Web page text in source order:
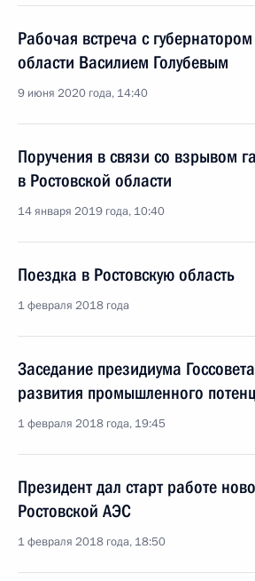
Рабочая встреча с
области Василием Голубевым
9 июня 2020 года, 14:40
Поручения в связи со взрывом
в Ростовской области
14 января 2019 года, 10:40
Поездка в Ростовскую область
1 февраля 2018 года
Заседание президиума
развития промышленного
1 февраля 2018 года, 19:45
Президент дал старт работе
Ростовской АЭС
1 февраля 2018 года, 18:50